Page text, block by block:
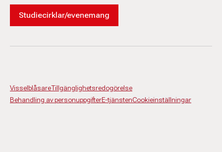
Studiecirklar/evenemang
VisselblåsareTillgänglighetsredogörelse
Behandling av personuppgifterE-tjänstenCookieinställningar